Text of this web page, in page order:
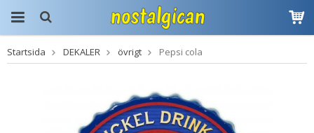
Produkten har blivit
tillagd i varukorgen
Startsida DEKALER övrigt Pepsi cola